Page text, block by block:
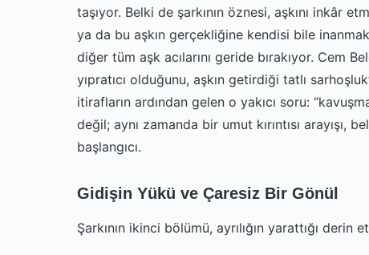
taşıyor. Belki de şarkının öznesi, aşkını inkâr
ya da bu aşkın gerçekliğine kendisi bile
diğer tüm aşk acılarını geride bırakıyor. Cem
yıpratıcı olduğunu, aşkın getirdiği tatlı
itirafların ardından gelen o yakıcı soru:
değil; aynı zamanda bir umut kırıntısı
başlangıcı.
Gidişin Yükü ve Çaresiz Bir Gönül
Şarkının ikinci bölümü, ayrılığın yarattığı derin